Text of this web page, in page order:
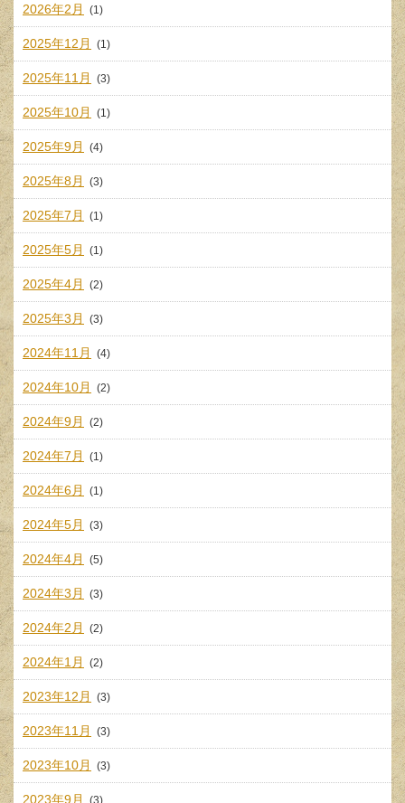
2026年2月 (1)
2025年12月 (1)
2025年11月 (3)
2025年10月 (1)
2025年9月 (4)
2025年8月 (3)
2025年7月 (1)
2025年5月 (1)
2025年4月 (2)
2025年3月 (3)
2024年11月 (4)
2024年10月 (2)
2024年9月 (2)
2024年7月 (1)
2024年6月 (1)
2024年5月 (3)
2024年4月 (5)
2024年3月 (3)
2024年2月 (2)
2024年1月 (2)
2023年12月 (3)
2023年11月 (3)
2023年10月 (3)
2023年9月 (3)